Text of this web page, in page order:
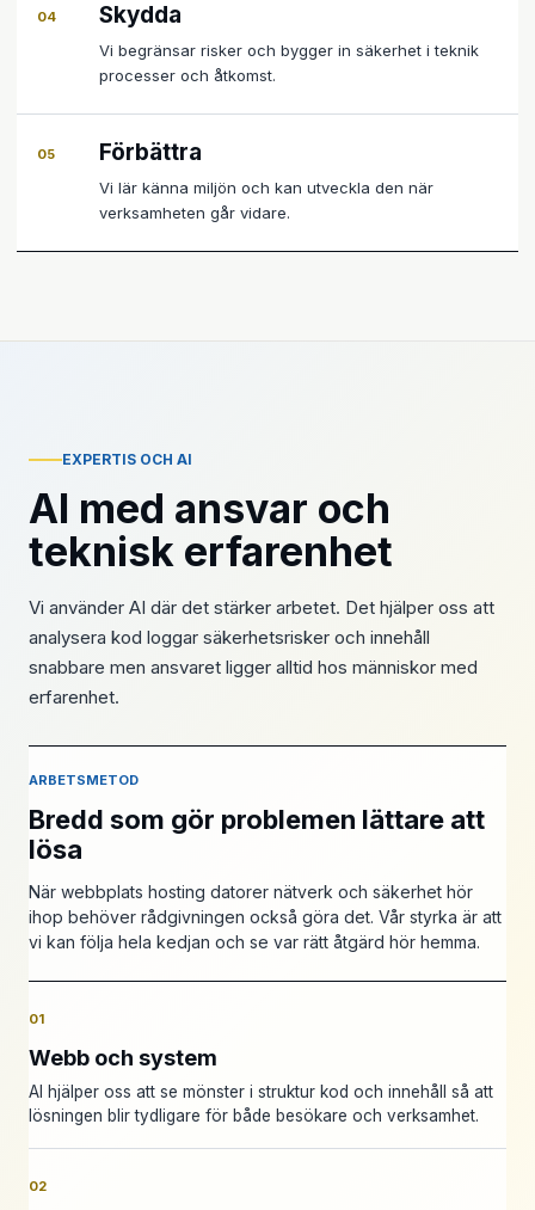
04 Skydda
Vi begränsar risker och bygger in säkerhet i teknik
processer och åtkomst.
05 Förbättra
Vi lär känna miljön och kan utveckla den när
verksamheten går vidare.
EXPERTIS OCH AI
AI med ansvar och
teknisk erfarenhet
Vi använder AI där det stärker arbetet. Det hjälper oss att
analysera kod loggar säkerhetsrisker och innehåll
snabbare men ansvaret ligger alltid hos människor med
erfarenhet.
ARBETSMETOD
Bredd som gör problemen lättare att
lösa
När webbplats hosting datorer nätverk och säkerhet hör
ihop behöver rådgivningen också göra det. Vår styrka är att
vi kan följa hela kedjan och se var rätt åtgärd hör hemma.
01
Webb och system
AI hjälper oss att se mönster i struktur kod och innehåll så att
lösningen blir tydligare för både besökare och verksamhet.
02